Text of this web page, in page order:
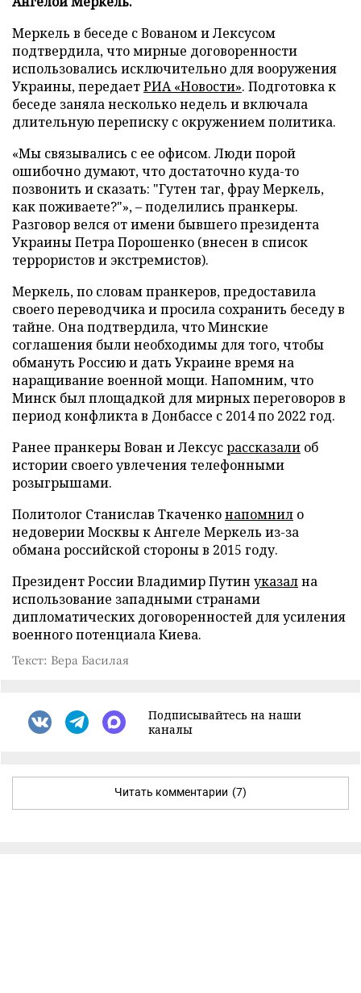
Меркель в беседе с Вованом и Лексусом
подтвердила, что мирные договоренности
использовались исключительно для вооружения
Украины, передаетРИА «Новости». Подготовка к
беседе заняла несколько недель и включала
длительную переписку с окружением политика.
«Мы связывались с ее офисом. Люди порой
ошибочно думают, что достаточно куда-то
позвонить и сказать: "Гутен таг, фрау Меркель,
как поживаете?"», – поделились пранкеры.
Разговор велся от имени бывшего президента
Украины Петра Порошенко (внесен в список
террористов и экстремистов).
Меркель, по словам пранкеров, предоставила
своего переводчика и просила сохранить беседу в
тайне. Она подтвердила, что Минские
соглашения были необходимы для того, чтобы
обмануть Россию и дать Украине время на
наращивание военной мощи. Напомним, что
Минск был площадкой для мирных переговоров в
период конфликта в Донбассе с 2014 по 2022 год.
Ранее пранкеры Вован и Лексусрассказали об
истории своего увлечения телефонными
розыгрышами.
Политолог Станислав Ткаченконапомнил о
недоверии Москвы к Ангеле Меркель из-за
обмана российской стороны в 2015 году.
Президент России Владимир Путин указална
использование западными странами
дипломатических договоренностей для усиления
военного потенциала Киева.
Текст: Вера Басилая
Подписывайтесь на наши
каналы
Читать комментарии (7)